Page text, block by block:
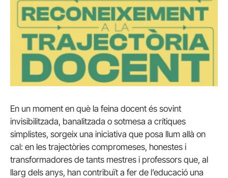
En un moment en què la feina docent és sovint
invisibilitzada, banalitzada o sotmesa a crítiques
simplistes, sorgeix una iniciativa que posa llum allà on
cal: en les trajectòries compromeses, honestes i
transformadores de tants mestres i professors que, al
llarg dels anys, han contribuït a fer de l’educació una